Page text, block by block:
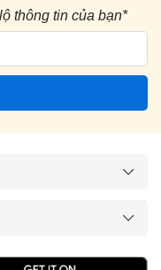
thông tin của bạn*